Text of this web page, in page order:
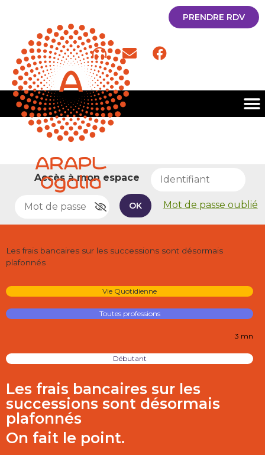
PRENDRE RDV
Accès à mon espace
OK Mot de passe oublié
Les frais bancaires sur les successions sont désormais
plafonnés
Vie Quotidienne
Toutes professions
3 mn
Débutant
Les frais bancaires sur les
successions sont désormais
plafonnés
On fait le point.